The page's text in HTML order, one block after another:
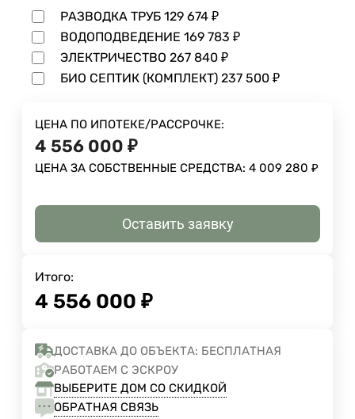
РАЗВОДКА ТРУБ 129 674 ₽
ВОДОПОДВЕДЕНИЕ 169 783 ₽
ЭЛЕКТРИЧЕСТВО 267 840 ₽
БИО СЕПТИК (КОМПЛЕКТ) 237 500 ₽
ЦЕНА ПО ИПОТЕКЕ/РАССРОЧКЕ:
4 556 000 ₽
ЦЕНА ЗА СОБСТВЕННЫЕ СРЕДСТВА: 4 009 280 ₽
Оставить заявку
Итого:
4 556 000 ₽
ДОСТАВКА ДО ОБЪЕКТА: БЕСПЛАТНАЯ
РАБОТАЕМ С ЭСКРОУ
ВЫБЕРИТЕ ДОМ СО СКИДКОЙ
ОБРАТНАЯ СВЯЗЬ